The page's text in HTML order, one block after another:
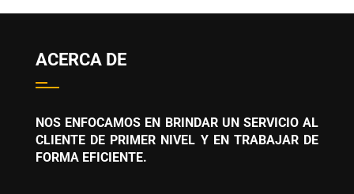
ACERCA DE
NOS ENFOCAMOS EN BRINDAR UN SERVICIO AL
CLIENTE DE PRIMER NIVEL Y EN TRABAJAR DE
FORMA EFICIENTE.